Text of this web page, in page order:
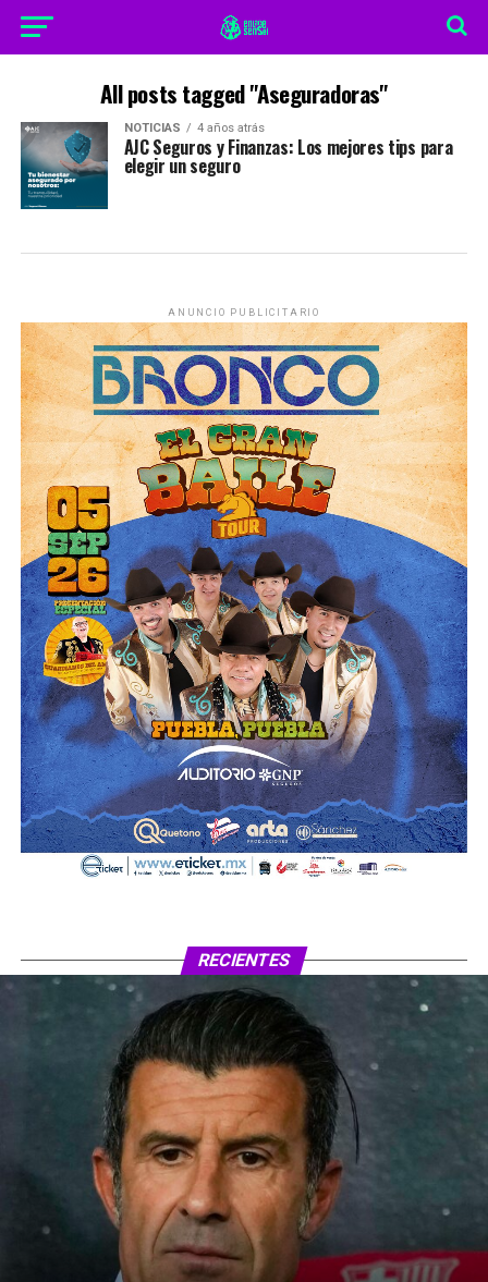
All posts tagged "Aseguradoras"
NOTICIAS 4 años atrás
AJC Seguros y Finanzas: Los mejores tips para
elegir un seguro
ANUNCIO PUBLICITARIO
RECIENTES